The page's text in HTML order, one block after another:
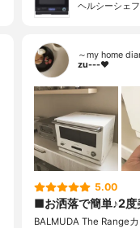
ヘルシーシェ
～my home
zu---❤︎
5.00
■お洒落で簡単♪2
BALMUDA The Range